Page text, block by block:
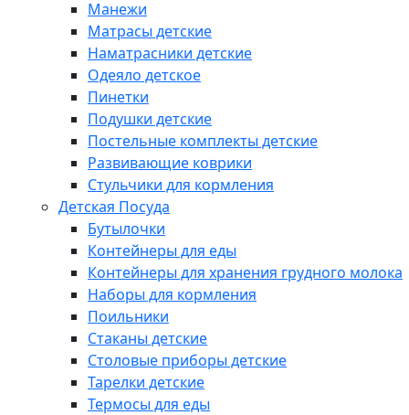
Манежи
Матрасы детские
Наматрасники детские
Одеяло детское
Пинетки
Подушки детские
Постельные комплекты детские
Развивающие коврики
Стульчики для кормления
Детская Посуда
Бутылочки
Контейнеры для еды
Контейнеры для хранения грудного молока
Наборы для кормления
Поильники
Стаканы детские
Столовые приборы детские
Тарелки детские
Термосы для еды